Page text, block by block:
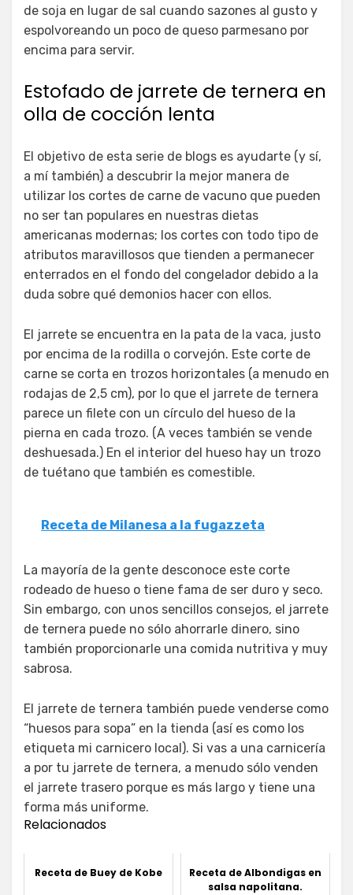
de soja en lugar de sal cuando sazones al gusto y
espolvoreando un poco de queso parmesano por
encima para servir.
Estofado de jarrete de ternera en
olla de cocción lenta
El objetivo de esta serie de blogs es ayudarte (y sí,
a mí también) a descubrir la mejor manera de
utilizar los cortes de carne de vacuno que pueden
no ser tan populares en nuestras dietas
americanas modernas; los cortes con todo tipo de
atributos maravillosos que tienden a permanecer
enterrados en el fondo del congelador debido a la
duda sobre qué demonios hacer con ellos.
El jarrete se encuentra en la pata de la vaca, justo
por encima de la rodilla o corvejón. Este corte de
carne se corta en trozos horizontales (a menudo en
rodajas de 2,5 cm), por lo que el jarrete de ternera
parece un filete con un círculo del hueso de la
pierna en cada trozo. (A veces también se vende
deshuesada.) En el interior del hueso hay un trozo
de tuétano que también es comestible.
Receta de Milanesa a la fugazzeta
La mayoría de la gente desconoce este corte
rodeado de hueso o tiene fama de ser duro y seco.
Sin embargo, con unos sencillos consejos, el jarrete
de ternera puede no sólo ahorrarle dinero, sino
también proporcionarle una comida nutritiva y muy
sabrosa.
El jarrete de ternera también puede venderse como
“huesos para sopa” en la tienda (así es como los
etiqueta mi carnicero local). Si vas a una carnicería
a por tu jarrete de ternera, a menudo sólo venden
el jarrete trasero porque es más largo y tiene una
forma más uniforme.
Relacionados
Receta de Buey de Kobe
Receta de Albondigas en
salsa napolitana.